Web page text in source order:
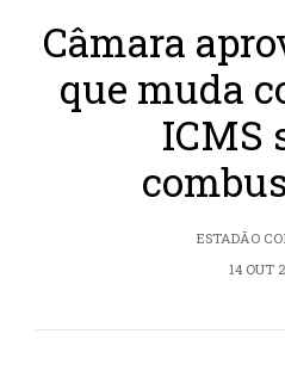
Câmara
que muda
ICMS
ESTADÃO
14 OUT